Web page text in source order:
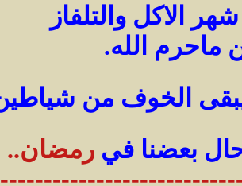
الاكل والتلفاز
ماحرم الله.
الخوف من
بعضنا في رمضان..